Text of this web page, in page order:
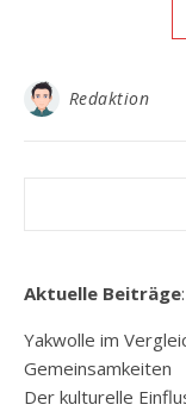
Redaktion
Aktuelle Beiträge:
Yakwolle im
Gemeinsamkeiten
Der kulturelle